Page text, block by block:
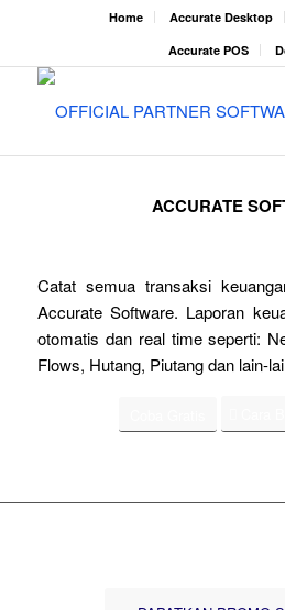
Home Accurate Desktop
Accurate POS
ACCURATE
Catat semua transaksi
Accurate Software. Laporan
otomatis dan real time seperti:
Flows, Hutang, Piutang dan lain-